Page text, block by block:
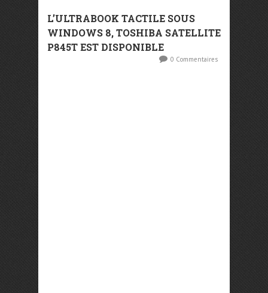
L’ULTRABOOK TACTILE SOUS
WINDOWS 8, TOSHIBA SATELLITE
P845T EST DISPONIBLE
0 Commentaires